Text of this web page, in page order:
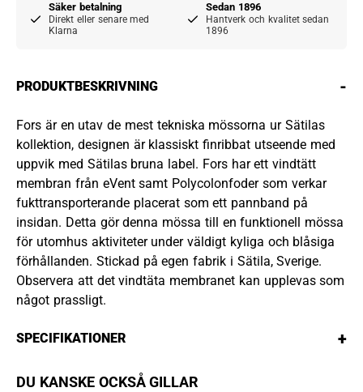
Säker betalning
Direkt eller senare med
Klarna
Sedan 1896
Hantverk och kvalitet sedan
1896
PRODUKTBESKRIVNING -
Fors är en utav de mest tekniska mössorna ur Sätilas
kollektion, designen är klassiskt finribbat utseende med
uppvik med Sätilas bruna label. Fors har ett vindtätt
membran från eVent samt Polycolonfoder som verkar
fukttransporterande placerat som ett pannband på
insidan. Detta gör denna mössa till en funktionell mössa
för utomhus aktiviteter under väldigt kyliga och blåsiga
förhållanden. Stickad på egen fabrik i Sätila, Sverige.
Observera att det vindtäta membranet kan upplevas som
något prassligt.
SPECIFIKATIONER +
DU KANSKE OCKSÅ GILLAR